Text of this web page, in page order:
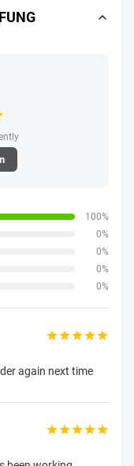
100%
0%
0%
0%
0%
again next time